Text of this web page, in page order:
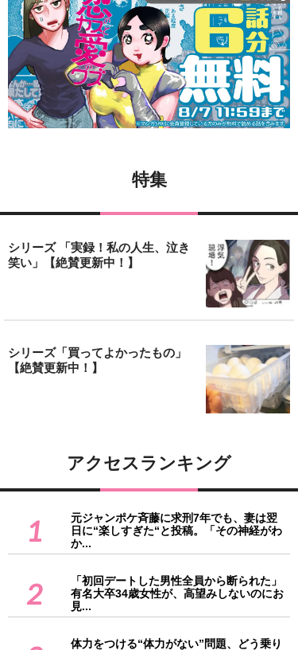
特集
シリーズ 「実録！私の人生、泣き
笑い」【絶賛更新中！】
シリーズ「買ってよかったもの」
【絶賛更新中！】
アクセスランキング
1
元ジャンポケ斉藤に求刑7年でも、妻は翌
日に“楽しすぎた“と投稿。「その神経がわ
か...
2
「初回デートした男性全員から断られた」
有名大卒34歳女性が、高望みしないのにお
見...
体力をつける“体力がない”問題、どう乗り